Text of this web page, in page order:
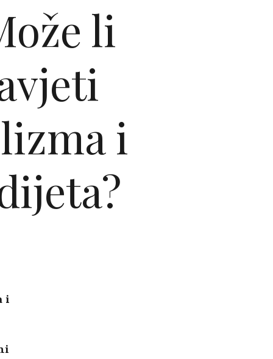
li
i
i